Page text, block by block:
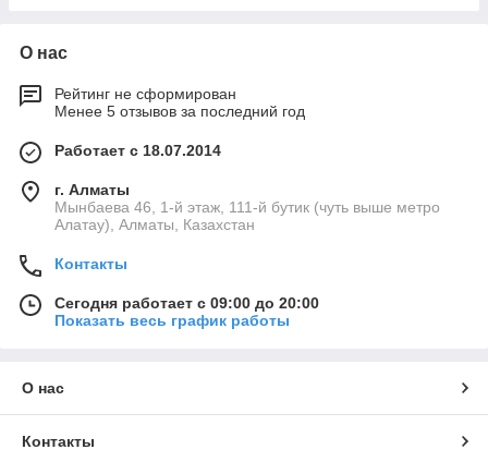
О нас
Рейтинг не сформирован
Менее 5 отзывов за последний год
Работает с 18.07.2014
г. Алматы
Мынбаева 46, 1-й этаж, 111-й бутик (чуть выше метро
Алатау), Алматы, Казахстан
Контакты
Сегодня работает с 09:00 до 20:00
Показать весь график работы
О нас
Контакты